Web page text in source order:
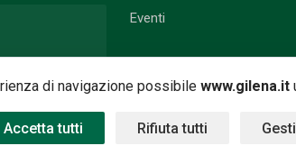
di navigazione possibile www.gilena.it
Accetta tutti Rifiuta tutti
Eventi